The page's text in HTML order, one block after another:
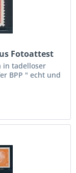
Fotoattest
in tadelloser
BPP " echt und